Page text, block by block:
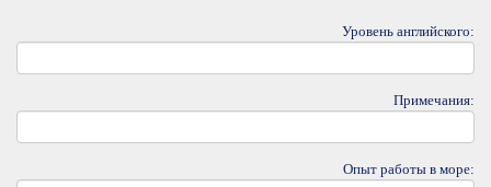
Уровень английского:
Примечания:
Опыт работы в море: